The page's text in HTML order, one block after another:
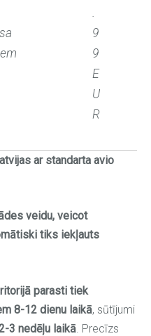
9
9
E
U
R
ar standarta avio
veidu, veicot
tiks iekļauts
parasti tiek
8-12 dienu laikā, sūtījumi
3 nedēļu laikā. Precīzs